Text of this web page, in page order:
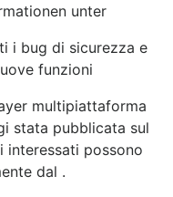
unter
i bug di sicurezza e
funzioni
multipiattaforma
stata pubblicata sul
interessati possono
dal .